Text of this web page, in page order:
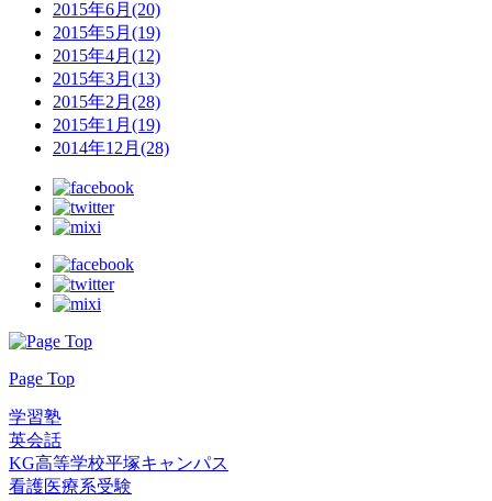
2015年6月(20)
2015年5月(19)
2015年4月(12)
2015年3月(13)
2015年2月(28)
2015年1月(19)
2014年12月(28)
Page Top
学習塾
英会話
KG高等学校平塚キャンパス
看護医療系受験